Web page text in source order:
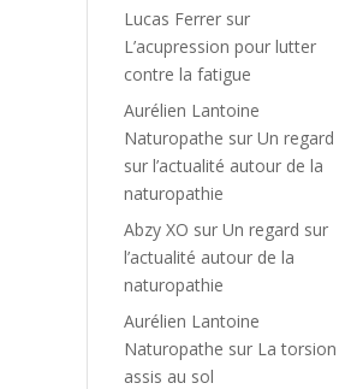
Lucas Ferrer sur
L’acupression pour lutter
contre la fatigue
Aurélien Lantoine
Naturopathe surUn regard
sur l’actualité autour de la
naturopathie
Abzy XO surUn regard sur
l’actualité autour de la
naturopathie
Aurélien Lantoine
Naturopathe sur La torsion
assis au sol